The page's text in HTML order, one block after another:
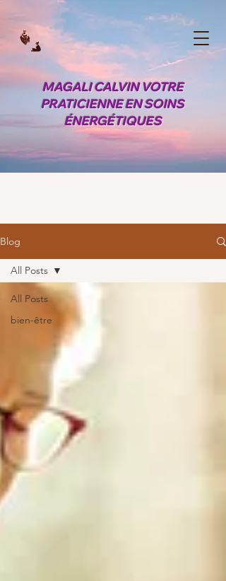
MAGALI CALVIN VOTRE
PRATICIENNE EN SOINS
ÉNERGÉTIQUES
Blog
All Posts
bien-être
All Posts